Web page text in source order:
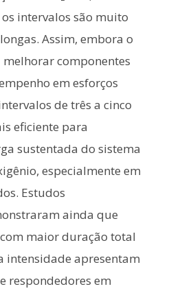
intervalos são muito
Assim, embora o
melhorar componentes
em esforços
de três a cinco
eficiente para
sustentada do sistema
especialmente em
Estudos
ainda que
maior duração total
intensidade apresentam
respondedores em